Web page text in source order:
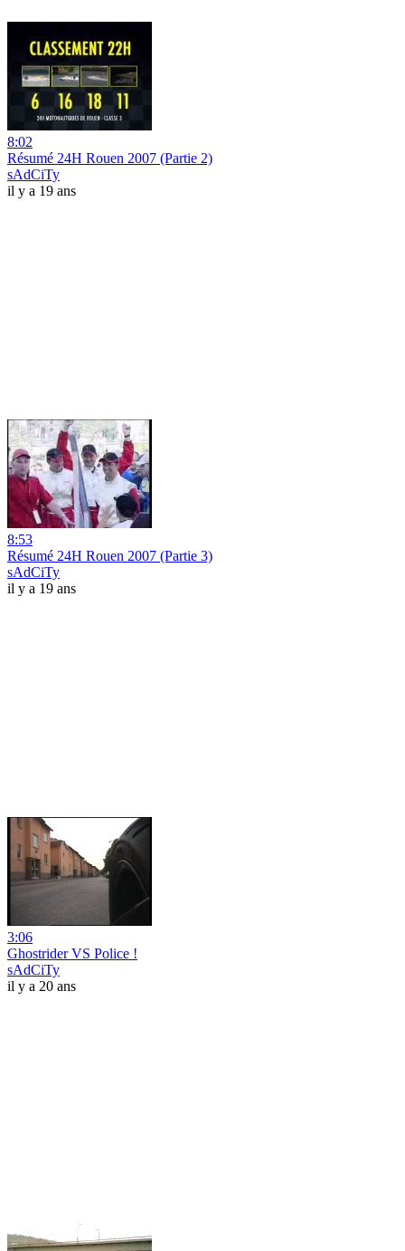
8:02
Résumé 24H Rouen 2007 (Partie 2)
sAdCiTy
il y a 19 ans
8:53
Résumé 24H Rouen 2007 (Partie 3)
sAdCiTy
il y a 19 ans
3:06
Ghostrider VS Police !
sAdCiTy
il y a 20 ans